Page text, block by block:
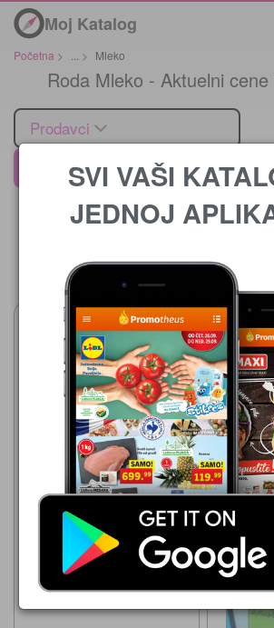
Moj Katalog
Početna > > Mleko
Roda Mleko - Aktuelni
Prodavci
Cena
06.08.-30.08.2026
89,99 din
MOJA KRAVICA
DUGOTRAJNO MLEKO
SVI VAŠI
JEDNOJ